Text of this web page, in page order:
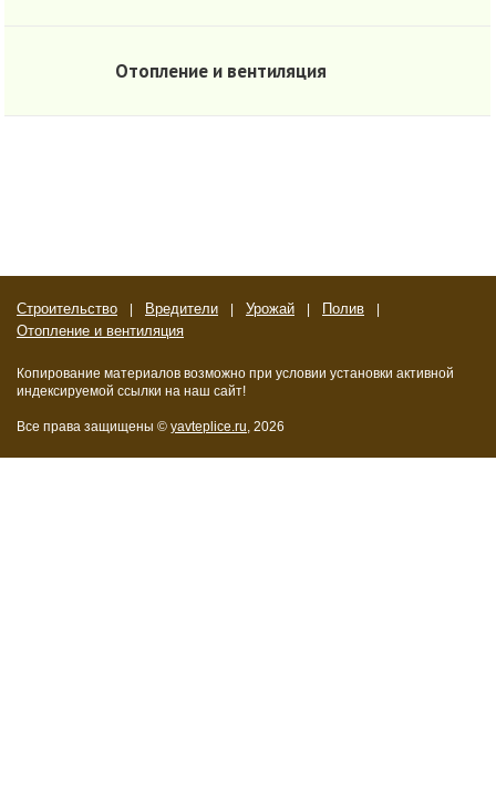
Отопление и вентиляция
Строительство Вредители Урожай
Полив
Отопление и вентиляция
Копирование материалов возможно при условии установки активной
индексируемой ссылки на наш сайт!
Все права защищены © yavteplice.ru, 2026